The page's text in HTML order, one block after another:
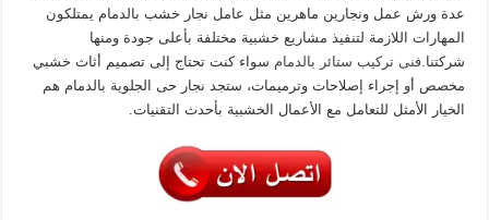
عدة ورش عمل ونجارين ماهرين مثل عامل نجار خشب بالدمام يمتلكون
المهارات اللازمة لتنفيذ مشاريع خشبية مختلفة بأعلى جودة ومنها
شركتنا.فنى تركيب ستائر بالدمام سواء كنت تحتاج إلى تصميم أثاث خشبي
مخصص أو إجراء إصلاحات وترميمات، ستجد نجار حى الجلوية بالدمام هم
الخيار الأمثل للتعامل مع الأعمال الخشبية بأحدث التقنيات.